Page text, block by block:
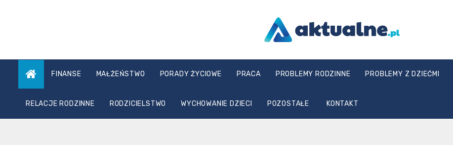
aktualne.pl
FINANSE MAŁŻEŃSTWO PORADY ŻYCIOWE PRACA PROBLEMY RODZINNE PROBLEMY Z DZIEĆMI
RELACJE RODZINNE RODZICIELSTWO WYCHOWANIE DZIECI POZOSTAŁE KONTAKT